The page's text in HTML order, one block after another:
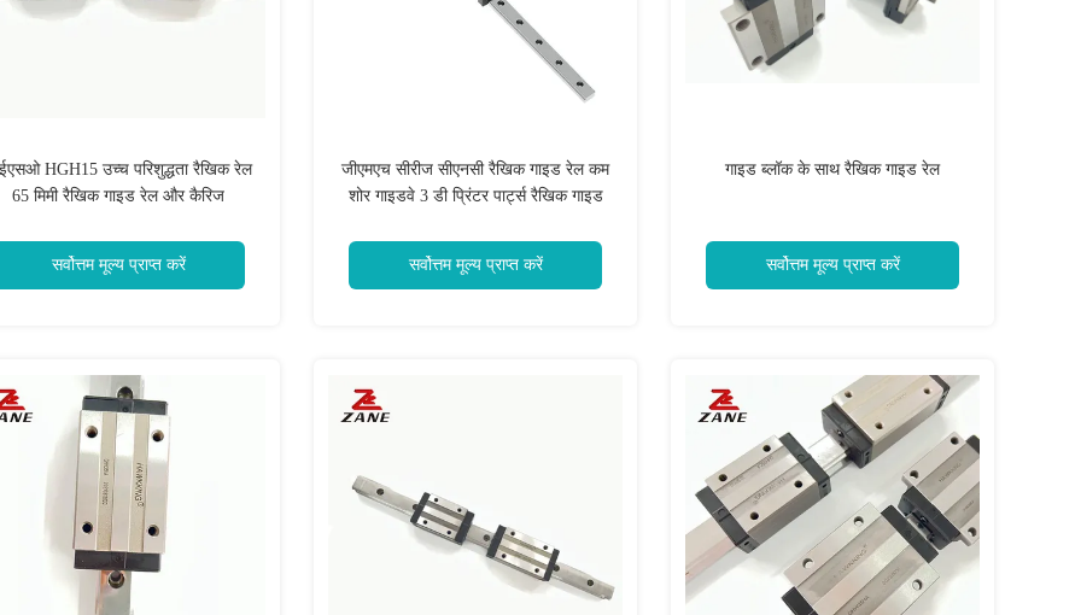
HGH15 उच्च परिशुद्धता रैखिक रेल
65 मिमी रैखिक गाइड रेल और कैरिज
सर्वोत्तम मूल्य प्राप्त करें
जीएमएच सीरीज सीएनसी रैखिक गाइड रेल कम
शोर गाइडवे 3 डी प्रिंटर पार्ट्स रैखिक गाइड
सर्वोत्तम मूल्य प्राप्त करें
गाइड ब्लॉक के साथ रैखिक गाइड रेल
सर्वोत्तम मूल्य प्राप्त करें